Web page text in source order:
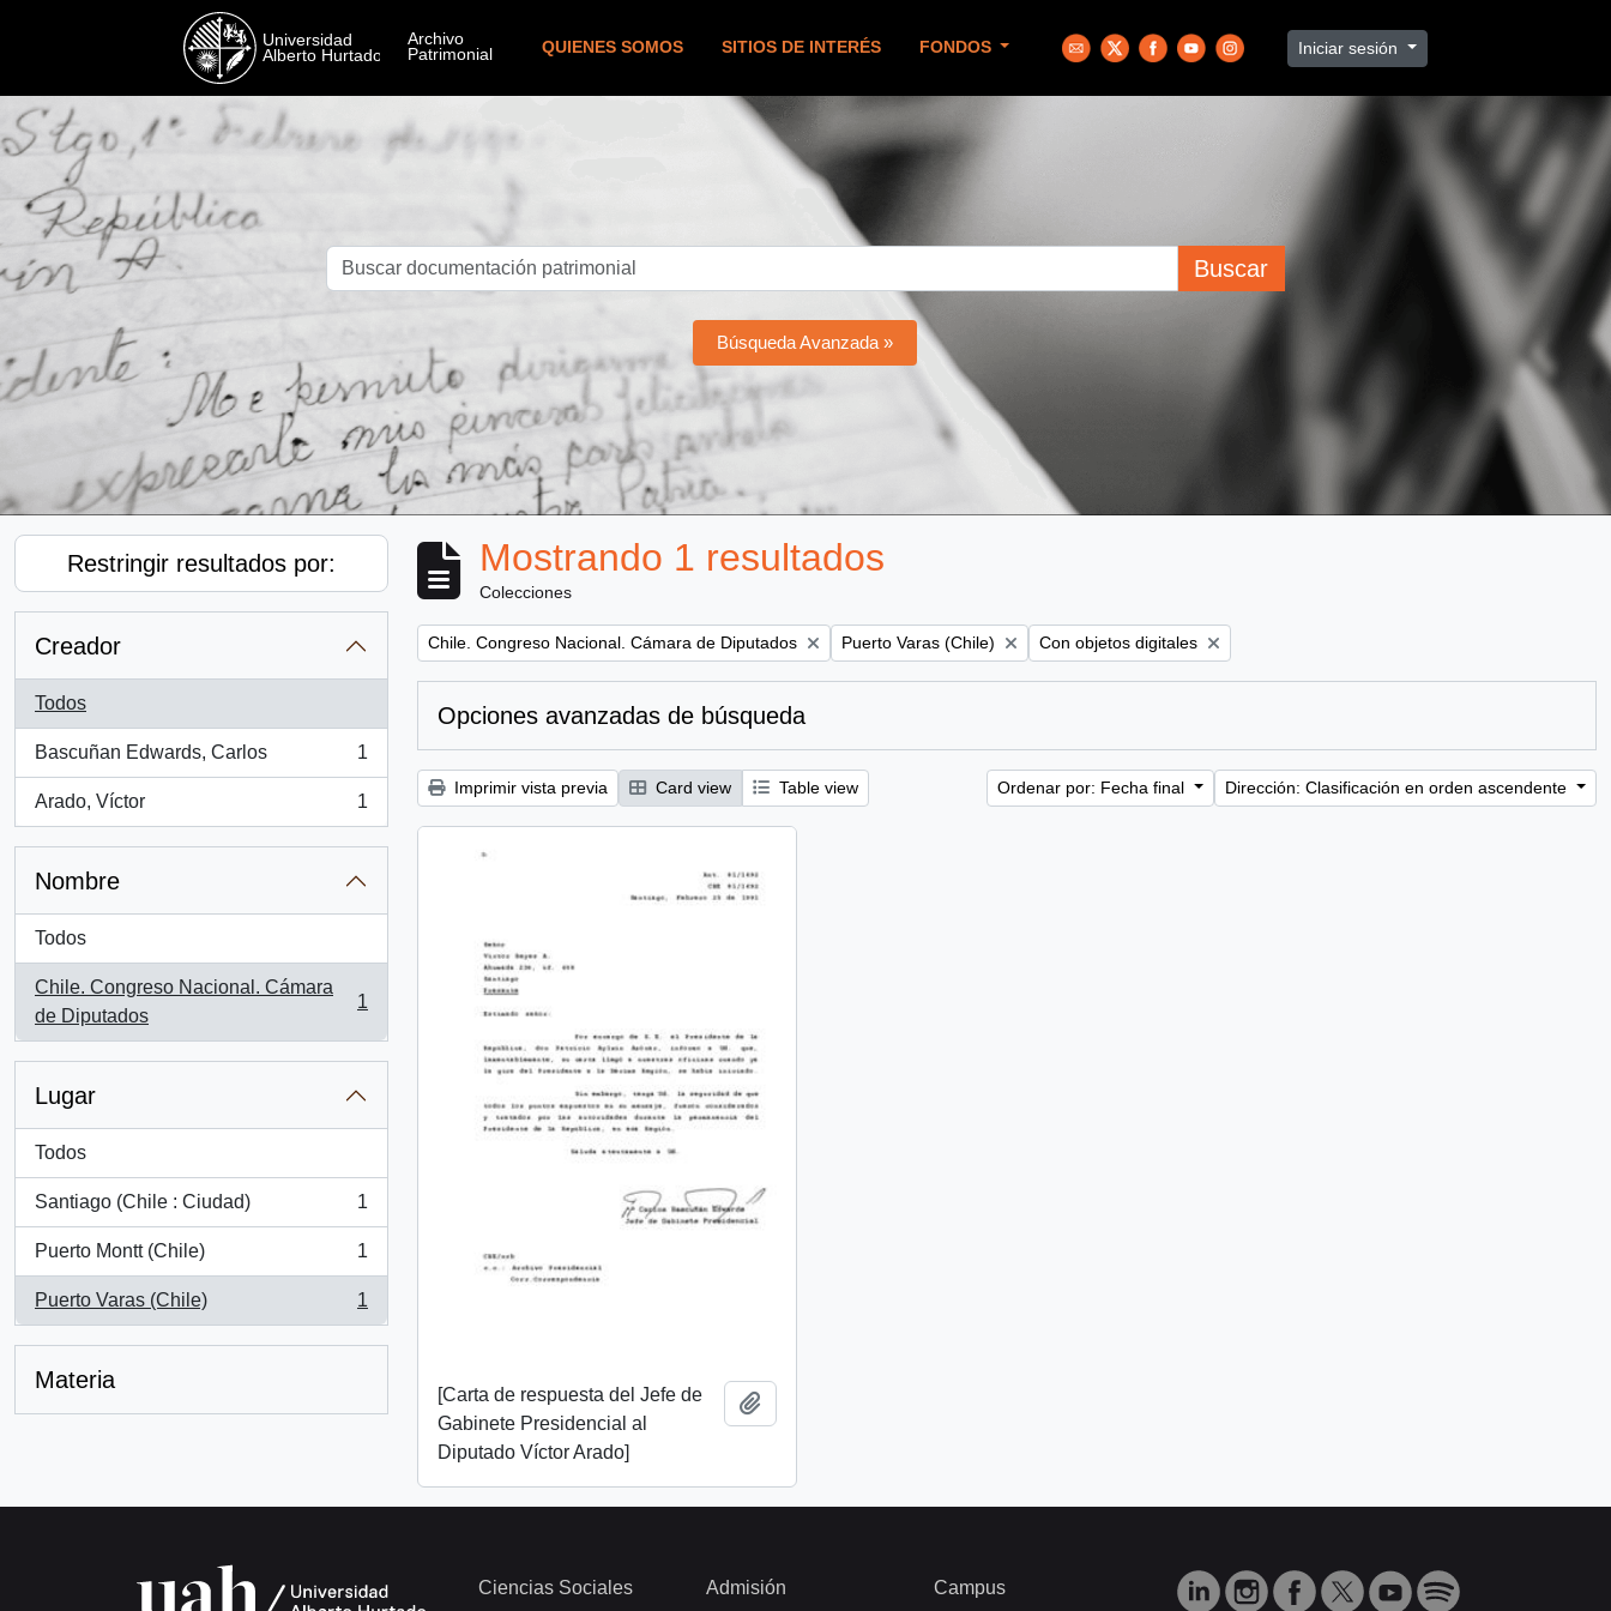
QUIENES SOMOS SITIOS DE INTERÉS FONDOS Iniciar sesión
Buscar
Búsqueda Avanzada »
Restringir resultados por:
Creador
Todos
Bascuñan Edwards, Carlos
, 1 resultados
1
Arado, Víctor
, 1 resultados
1
Nombre
Todos
Chile. Congreso Nacional. Cámara
de Diputados
, 1 resultados
1
Lugar
Todos
Santiago (Chile : Ciudad)
, 1 resultados
1
Puerto Montt (Chile)
, 1 resultados
1
Puerto Varas (Chile)
, 1 resultados
1
Materia
Mostrando 1 resultados
Colecciones
Remove filter:
Chile. Congreso Nacional. Cámara de Diputados Remove filter:
Puerto Varas (Chile) Remove filter:
Con objetos digitales
Opciones avanzadas de búsqueda
Imprimir vista previa Card view Table view Ordenar por: Fecha final Dirección: Clasificación en orden ascendente
[Carta de respuesta del Jefe de
Gabinete Presidencial al
Diputado Víctor Arado]
Ciencias Sociales Admisión Campus